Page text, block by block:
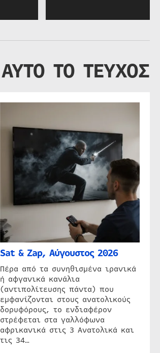
ΤΟ ΤΕΥΧΟΣ
Sat & Zap, Αύγουστος 2026
Πέρα από τα συνηθισμένα ιρανικά
ή αφγανικά κανάλια
(αντιπολίτευσης πάντα) που
εμφανίζονται στους ανατολικούς
δορυφόρους, το ενδιαφέρον
στρέφεται στα γαλλόφωνα
αφρικανικά στις 3 Ανατολικά και
τις 34…